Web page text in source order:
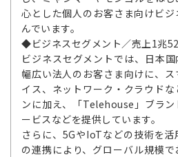
心とした個人のお客さま向けビ
んでいます。
◆ビジネスセグメント／売上1兆
ビジネスセグメントでは、日本国
幅広い法人のお客さま向けに、
イス、ネットワーク・クラウド
ンに加え、「Telehouse」ブラ
ービスなどを提供しています。
さらに、5GやIoTなどの技術を
の連携により、グローバル規模